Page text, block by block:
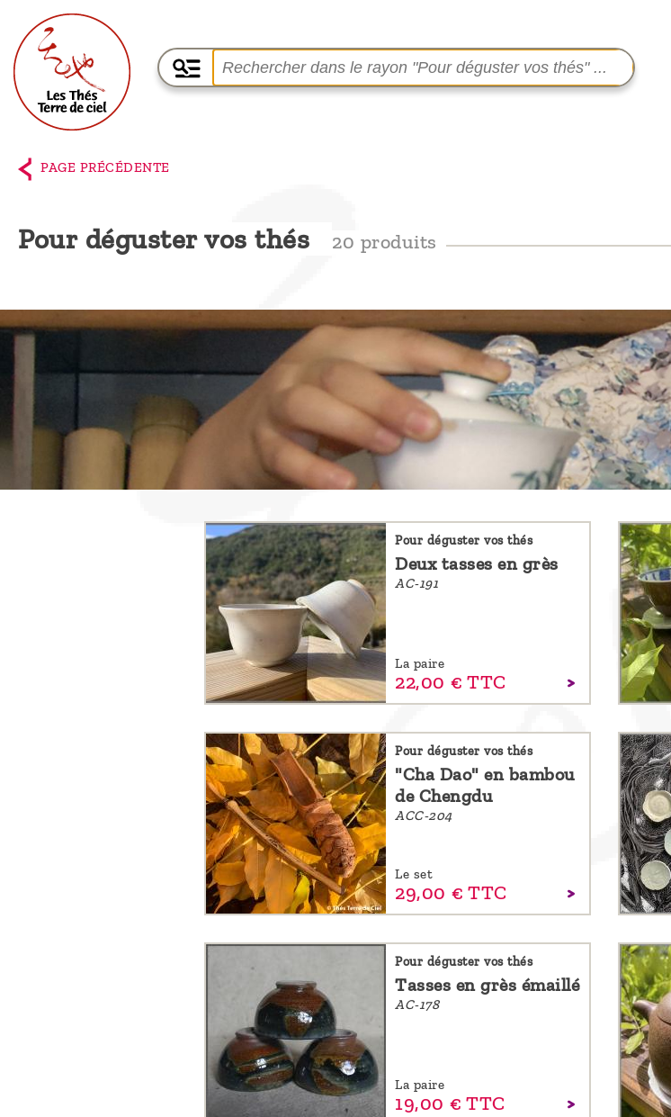
Accueil
La
Terre de
Ciel
producteurs,
sommes-
Découvrir
PAGE PRÉCÉDENTE
Pour déguster vos thés 20 produits
Pour déguster vos thés
Deux tasses en grès
AC-191
La paire
22,00 € TTC
Pour déguster vos thés
"Cha Dao" en bambou
de Chengdu
ACC-204
Le set
29,00 € TTC
Pour déguster vos thés
Tasses en grès émaillé
AC-178
La paire
19,00 € TTC